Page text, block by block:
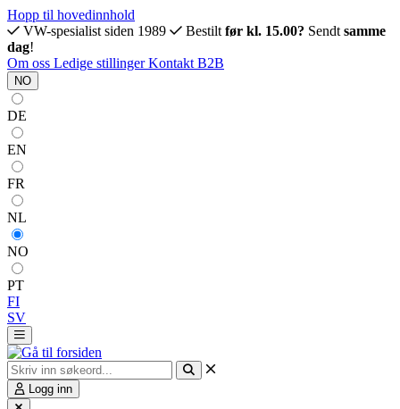
Hopp til hovedinnhold
VW-spesialist siden 1989
Bestilt før kl. 15.00? Sendt samme
dag!
Om oss Ledige stillingerKontakt B2B
NO
DE
EN
FR
NL
NO
PT
FI
SV
Logg inn